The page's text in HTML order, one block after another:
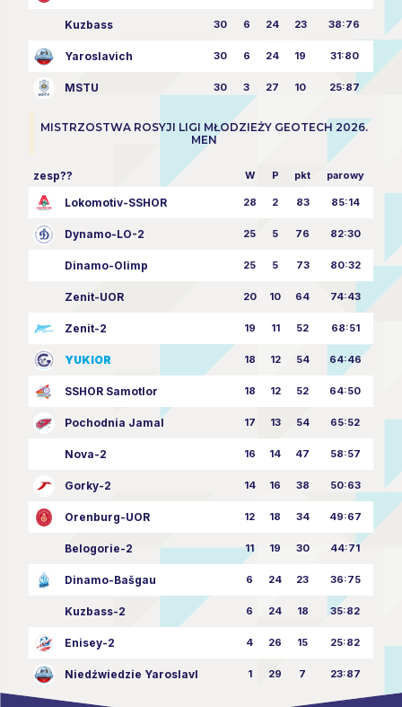
Kuzbass 30 6 24 23 38:76
Yaroslavich 30 6 24 19 31:80
MSTU 30 3 27 10 25:87
MISTRZOSTWA ROSYJI LIGI MŁODZIEŻY GEOTECH 2026.
MEN
zesp?? W P pkt parowy
Lokomotiv-SSHOR 28 2 83 85:14
Dynamo-LO-2 25 5 76 82:30
Dinamo-Olimp 25 5 73 80:32
Zenit-UOR 20 10 64 74:43
Zenit-2 19 11 52 68:51
YUKIOR 18 12 54 64:46
SSHOR Samotlor 18 12 52 64:50
Pochodnia Jamal 17 13 54 65:52
Nova-2 16 14 47 58:57
Gorky-2 14 16 38 50:63
Orenburg-UOR 12 18 34 49:67
Belogorie-2 11 19 30 44:71
Dinamo-Bašgau 6 24 23 36:75
Kuzbass-2 6 24 18 35:82
Enisey-2 4 26 15 25:82
Niedźwiedzie Yaroslavl 1 29 7 23:87